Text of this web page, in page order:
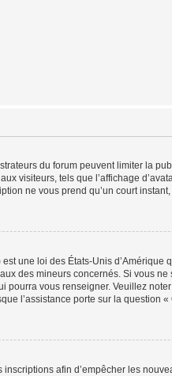
du forum peuvent limiter la
visiteurs, tels que l’affichage
ne vous prend qu’un court
une loi des États-Unis
des mineurs concernés. Si vous
vous renseigner. Veuillez
l’assistance porte sur la question
inscriptions afin d’empêcher les